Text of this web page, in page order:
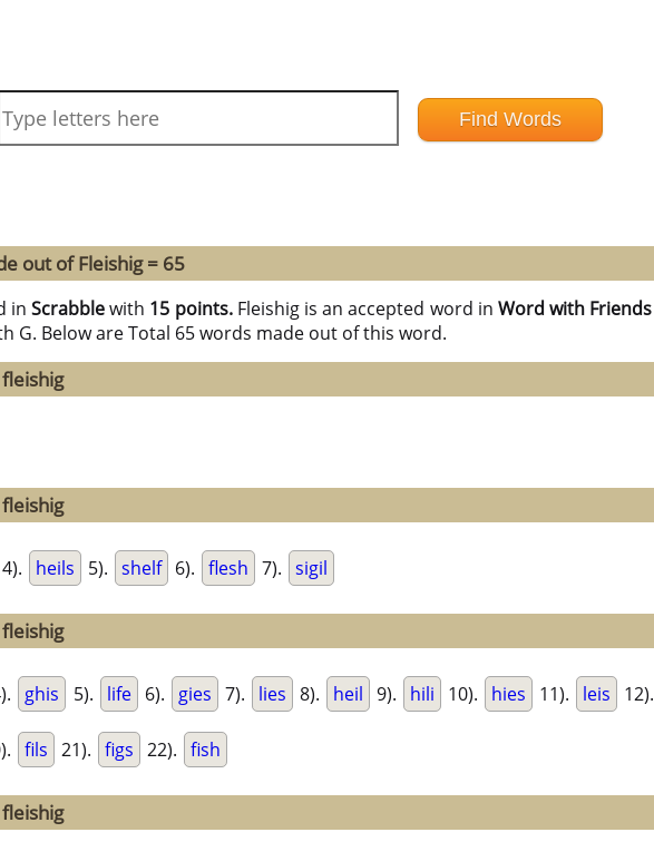
out of Fleishig = 65
inScrabblewith 15 points. Fleishig is an accepted word in Word with Friends
G. Below are Total 65 words made out of this word.
4). heils 5). shelf 6). flesh 7). sigil
ghis 5). life 6). gies 7). lies 8). heil 9). hili 10). hies 11). leis 12).
fils 21). figs 22). fish